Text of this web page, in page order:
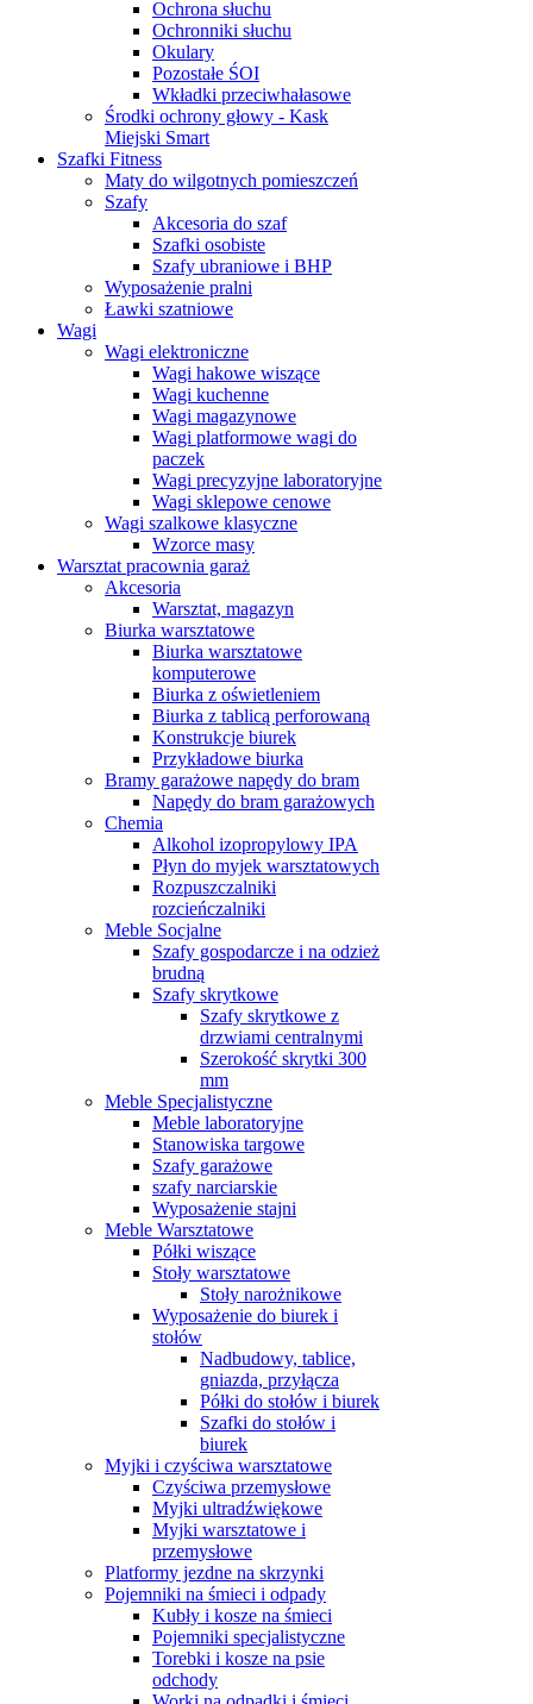
Ochrona słuchu
Ochronniki słuchu
Okulary
Pozostałe ŚOI
Wkładki przeciwhałasowe
Środki ochrony głowy - Kask
Miejski Smart
Szafki Fitness
Maty do wilgotnych pomieszczeń
Szafy
Akcesoria do szaf
Szafki osobiste
Szafy ubraniowe i BHP
Wyposażenie pralni
Ławki szatniowe
Wagi
Wagi elektroniczne
Wagi hakowe wiszące
Wagi kuchenne
Wagi magazynowe
Wagi platformowe wagi do
paczek
Wagi precyzyjne laboratoryjne
Wagi sklepowe cenowe
Wagi szalkowe klasyczne
Wzorce masy
Warsztat pracownia garaż
Akcesoria
Warsztat, magazyn
Biurka warsztatowe
Biurka warsztatowe
komputerowe
Biurka z oświetleniem
Biurka z tablicą perforowaną
Konstrukcje biurek
Przykładowe biurka
Bramy garażowe napędy do bram
Napędy do bram garażowych
Chemia
Alkohol izopropylowy IPA
Płyn do myjek warsztatowych
Rozpuszczalniki
rozcieńczalniki
Meble Socjalne
Szafy gospodarcze i na odzież
brudną
Szafy skrytkowe
Szafy skrytkowe z
drzwiami centralnymi
Szerokość skrytki 300
mm
Meble Specjalistyczne
Meble laboratoryjne
Stanowiska targowe
Szafy garażowe
szafy narciarskie
Wyposażenie stajni
Meble Warsztatowe
Półki wiszące
Stoły warsztatowe
Stoły narożnikowe
Wyposażenie do biurek i
stołów
Nadbudowy, tablice,
gniazda, przyłącza
Półki do stołów i biurek
Szafki do stołów i
biurek
Myjki i czyściwa warsztatowe
Czyściwa przemysłowe
Myjki ultradźwiękowe
Myjki warsztatowe i
przemysłowe
Platformy jezdne na skrzynki
Pojemniki na śmieci i odpady
Kubły i kosze na śmieci
Pojemniki specjalistyczne
Torebki i kosze na psie
odchody